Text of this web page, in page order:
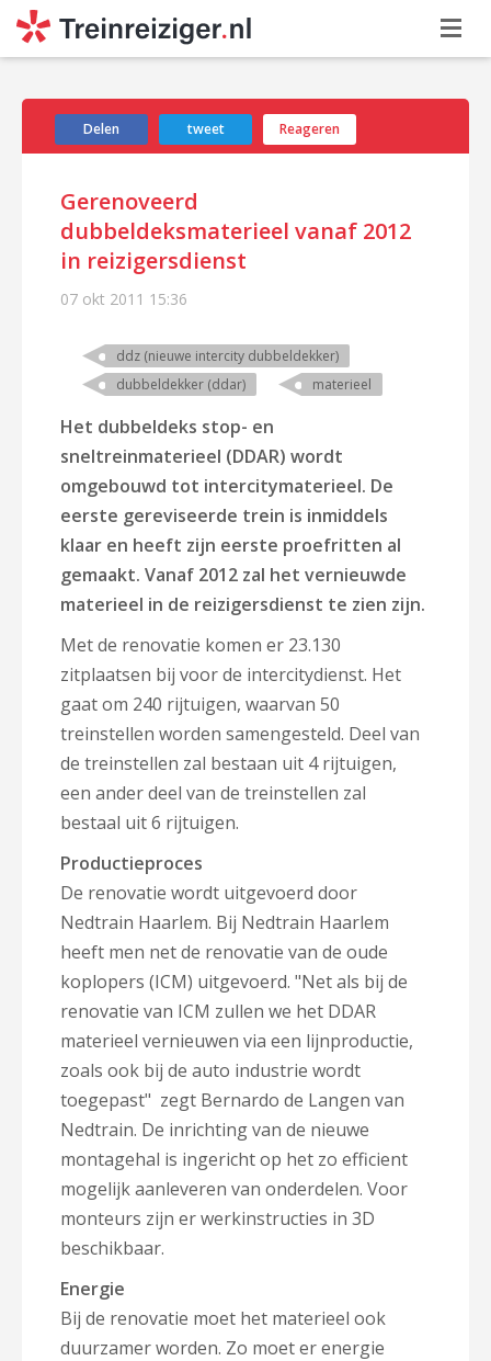
Delen tweet Reageren
Gerenoveerd
dubbeldeksmaterieel vanaf 2012
in reizigersdienst
07 okt 2011 15:36
ddz (nieuwe intercity dubbeldekker)
dubbeldekker (ddar)
materieel
Het dubbeldeks stop- en
sneltreinmaterieel (DDAR) wordt
omgebouwd tot intercitymaterieel. De
eerste gereviseerde trein is inmiddels
klaar en heeft zijn eerste proefritten al
gemaakt. Vanaf 2012 zal het vernieuwde
materieel in de reizigersdienst te zien zijn.
Met de renovatie komen er 23.130
zitplaatsen bij voor de intercitydienst. Het
gaat om 240 rijtuigen, waarvan 50
treinstellen worden samengesteld. Deel van
de treinstellen zal bestaan uit 4 rijtuigen,
een ander deel van de treinstellen zal
bestaal uit 6 rijtuigen.
Productieproces
De renovatie wordt uitgevoerd door
Nedtrain Haarlem. Bij Nedtrain Haarlem
heeft men net de renovatie van de oude
koplopers (ICM) uitgevoerd. "Net als bij de
renovatie van ICM zullen we het DDAR
materieel vernieuwen via een lijnproductie,
zoals ook bij de auto industrie wordt
toegepast" zegt Bernardo de Langen van
Nedtrain. De inrichting van de nieuwe
montagehal is ingericht op het zo efficient
mogelijk aanleveren van onderdelen. Voor
monteurs zijn er werkinstructies in 3D
beschikbaar.
Energie
Bij de renovatie moet het materieel ook
duurzamer worden. Zo moet er energie